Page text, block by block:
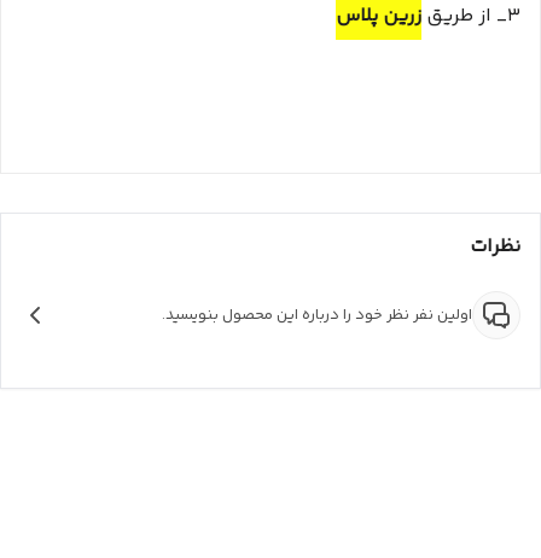
۳_ از طریق زرین پلاس
نظرات
اولین نفر نظر خود را درباره این محصول بنویسید.